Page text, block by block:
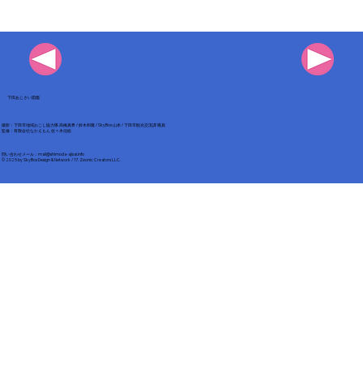
下田あじさい図鑑
撮影：下田市地域おこし協力隊 高橋真希 / 鈴木和隆 / SkyBox 山本 / 下田市観光交流課 職員
​監修：有限会社なかえもん 佐々木佳総
​問い合わせメール： mail@shimoda-ajisai.info
© 2025 bySkyBox Design & Network / 17. Zeonic Creators LLC